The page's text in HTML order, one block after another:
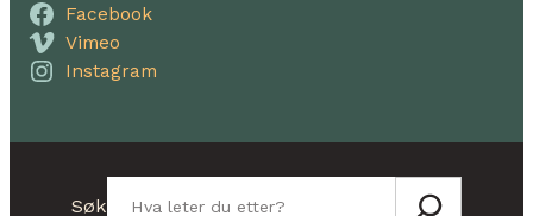
Facebook
Vimeo
Instagram
Søk